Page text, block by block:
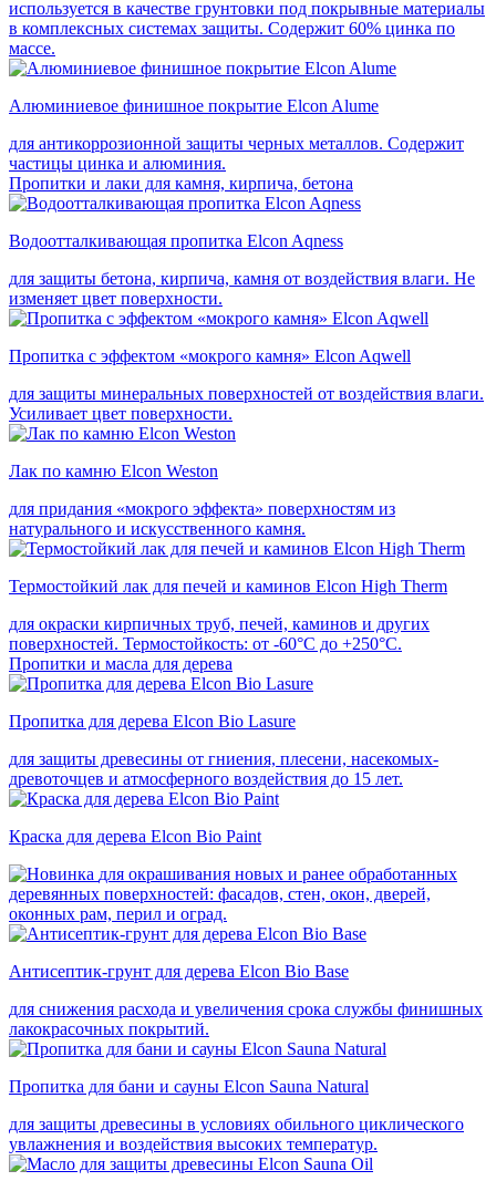
используется в качестве грунтовки под покрывные материалы
в комплексных системах защиты. Cодержит 60% цинка по
массе.
Алюминиевое финишное покрытие Elcon Alume
для антикоррозионной защиты черных металлов. Содержит
частицы цинка и алюминия.
Пропитки и лаки для камня, кирпича, бетона
Водоотталкивающая пропитка Elcon Aqness
для защиты бетона, кирпича, камня от воздействия влаги. Не
изменяет цвет поверхности.
Пропитка с эффектом «мокрого камня» Elcon Aqwell
для защиты минеральных поверхностей от воздействия влаги.
Усиливает цвет поверхности.
Лак по камню Elcon Weston
для придания «мокрого эффекта» поверхностям из
натурального и искусственного камня.
Термостойкий лак для печей и каминов Elcon High Therm
для окраски кирпичных труб, печей, каминов и других
поверхностей. Термостойкость: от -60°С до +250°С.
Пропитки и масла для дерева
Пропитка для дерева Elcon Bio Lasure
для защиты древесины от гниения, плесени, насекомых-
древоточцев и атмосферного воздействия до 15 лет.
Краска для дерева Elcon Bio Paint
для окрашивания новых и ранее обработанных
деревянных поверхностей: фасадов, стен, окон, дверей,
оконных рам, перил и оград.
Антисептик-грунт для дерева Elcon Bio Base
для снижения расхода и увеличения срока службы финишных
лакокрасочных покрытий.
Пропитка для бани и сауны Elcon Sauna Natural
для защиты древесины в условиях обильного циклического
увлажнения и воздействия высоких температур.